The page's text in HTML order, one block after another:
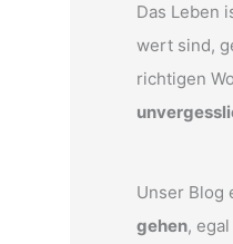
Das Leben
wert sind,
richtigen
Unser Blog
gehen,